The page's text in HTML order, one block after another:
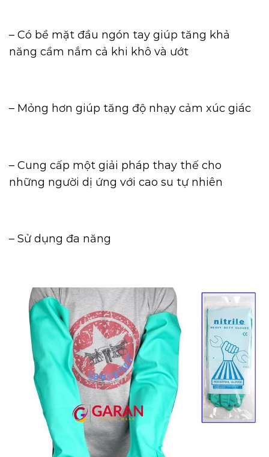
– Có bề mặt đầu ngón tay giúp tăng khả
năng cầm nắm cả khi khô và ướt
– Mỏng hơn giúp tăng độ nhạy cảm xúc giác
– Cung cấp một giải pháp thay thế cho
những người dị ứng với cao su tự nhiên
– Sử dụng đa năng